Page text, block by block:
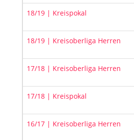
18/19 | Kreispokal
18/19 | Kreisoberliga Herren
17/18 | Kreisoberliga Herren
17/18 | Kreispokal
16/17 | Kreisoberliga Herren